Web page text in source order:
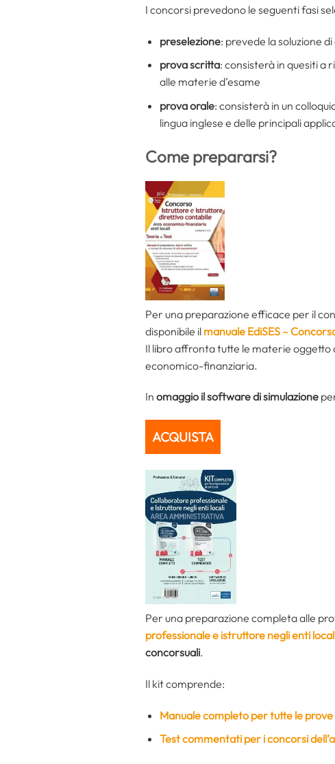
I concorsi prevedono le seguenti fasi
preselezione: prevede la soluzione
prova scritta: consisterà in quesiti a
alle materie d’esame
prova orale: consisterà in un
lingua inglese e delle principali
Come prepararsi?
Per una preparazione efficace per il
disponibile il manuale EdiSES –
Il libro affronta tutte le materie oggetto
economico-finanziaria.
In omaggio il software di simulazione
ACQUISTA
Per una preparazione completa alle
professionale e istruttore negli enti
concorsuali.
Il kit comprende:
Manuale completo per tutte le prove
Test commentati per i concorsi